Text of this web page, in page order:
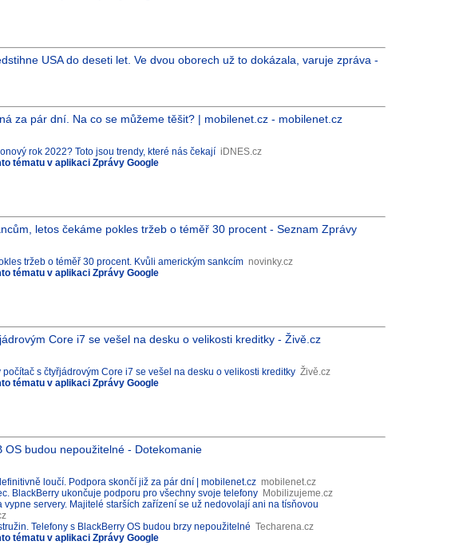
USA do deseti let. Ve dvou oborech už to dokázala, varuje zpráva -
za pár dní. Na co se můžeme těšit? | mobilenet.cz - mobilenet.cz
rok 2022? Toto jsou trendy, které nás čekají iDNES.cz
tématu v aplikaci Zprávy Google
letos čekáme pokles tržeb o téměř 30 procent - Seznam Zprávy
tržeb o téměř 30 procent. Kvůli americkým sankcím novinky.cz
tématu v aplikaci Zprávy Google
Core i7 se vešel na desku o velikosti kreditky - Živě.cz
počítač s čtyřjádrovým Core i7 se vešel na desku o velikosti kreditky Živě.cz
tématu v aplikaci Zprávy Google
OS budou nepoužitelné - Dotekomanie
loučí. Podpora skončí již za pár dní | mobilenet.cz mobilenet.cz
BlackBerry ukončuje podporu pro všechny svoje telefony Mobilizujeme.cz
vypne servery. Majitelé starších zařízení se už nedovolají ani na tísňovou
Telefony s BlackBerry OS budou brzy nepoužitelné Techarena.cz
tématu v aplikaci Zprávy Google